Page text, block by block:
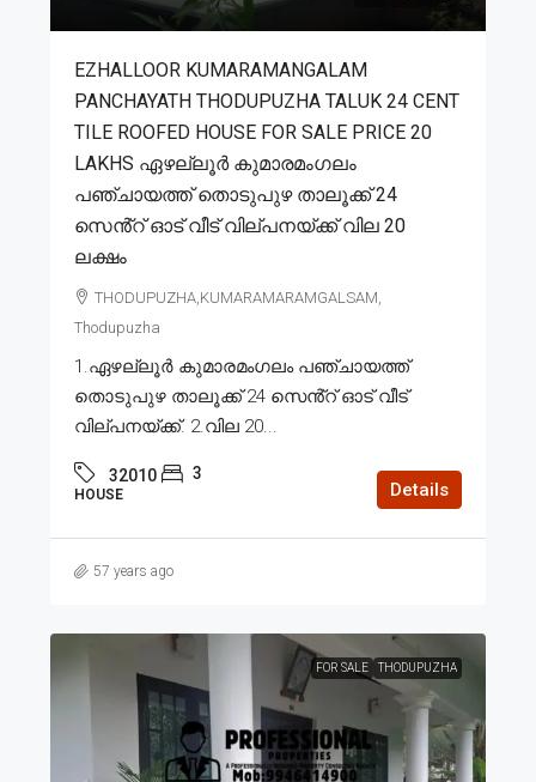
EZHALLOOR KUMARAMANGALAM
PANCHAYATH THODUPUZHA TALUK 24 CENT
TILE ROOFED HOUSE FOR SALE PRICE 20
LAKHS ഏഴല്ലൂർ കുമാരമംഗലം
പഞ്ചായത്ത് തൊടുപുഴ താലൂക്ക് 24
സെൻ്റ് ഓട് വീട് വില്പനയ്ക്ക് വില 20
ലക്ഷം
THODUPUZHA,KUMARAMARAMGALSAM,
Thodupuzha
1.ഏഴല്ലൂർ കുമാരമംഗലം പഞ്ചായത്ത്
തൊടുപുഴ താലൂക്ക് 24 സെൻ്റ് ഓട് വീട്
വില്പനയ്ക്ക്. 2.വില 20...
32010 3
HOUSE Details
57 years ago
FOR SALE THODUPUZHA